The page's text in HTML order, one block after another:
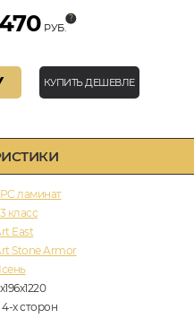
ламинат
класс
East
Stone Armor
4-х сторон
РУБ.
КУПИТЬ ДЕШЕВЛЕ